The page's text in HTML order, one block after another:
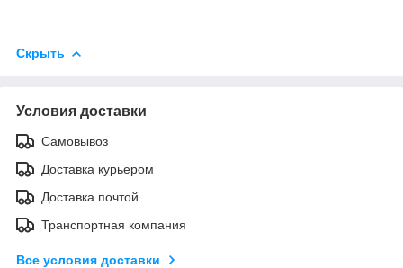
Скрыть
Условия доставки
Самовывоз
Доставка курьером
Доставка почтой
Транспортная компания
Все условия доставки